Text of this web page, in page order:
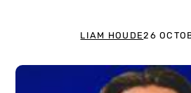
LIAM HOUDE26